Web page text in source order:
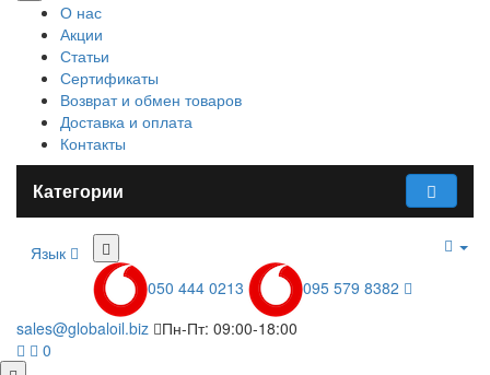
О нас
Акции
Статьи
Сертификаты
Возврат и обмен товаров
Доставка и оплата
Контакты
Категории
Язык
050 444 0213
095 579 8382
sales@globaloil.biz
Пн-Пт: 09:00-18:00
0